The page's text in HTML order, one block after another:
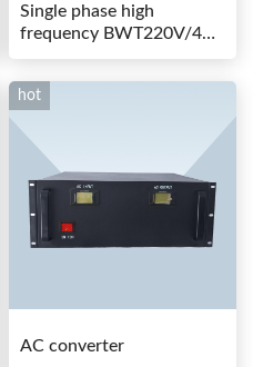
Single phase high
frequency BWT220V/48-
80AS switching power
hot
AC converter